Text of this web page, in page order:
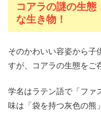
コアラの謎の生
な生き物！
そのかわいい容姿から子
すが、コアラの生態をご
学名はラテン語で「ファ
味は「袋を持つ灰色の熊」